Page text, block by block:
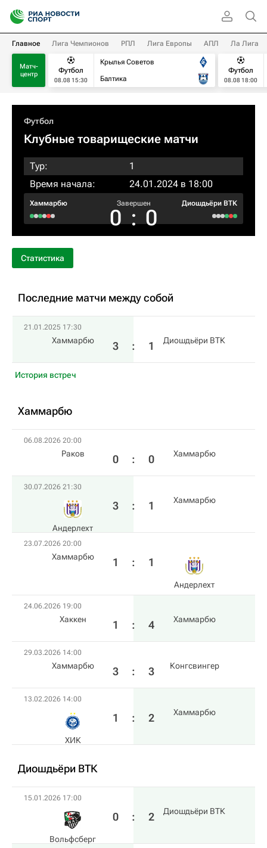
Главное Лига Чемпионов РПЛ Лига Европы АПЛ Ла Лига
Матч-
центр
Футбол
08.08 15:30
Крылья Советов
Балтика
Футбол
08.08 18:00
Футбол
Клубные товарищеские матчи
Тур:
1
Время начала:
24.01.2024 в 18:00
Хаммарбю Завершен
0 : 0
Диошдьёри ВТК
Статистика
Последние матчи между собой
21.01.2025 17:30
Хаммарбю 3 : 1 Диошдьёри ВТК
История встреч
Хаммарбю
06.08.2026 20:00
Раков 0 : 0 Хаммарбю
30.07.2026 21:30
Андерлехт
3 : 1 Хаммарбю
23.07.2026 20:00
Хаммарбю 1 : 1
Андерлехт
24.06.2026 19:00
Хаккен 1 : 4 Хаммарбю
29.03.2026 14:00
Хаммарбю 3 : 3 Конгсвингер
13.02.2026 14:00
ХИК
1 : 2 Хаммарбю
Диошдьёри ВТК
15.01.2026 17:00
Вольфсберг
0 : 2 Диошдьёри ВТК